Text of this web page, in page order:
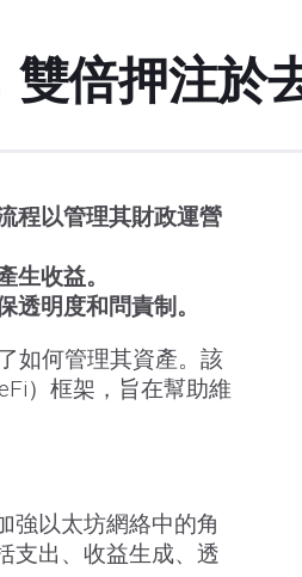
倍押注於
程以管理其財政運營
收益。
明度和問責制。
如何管理其資產。該
）框架，旨在幫助維
強以太坊網絡中的角
支出、收益生成、透